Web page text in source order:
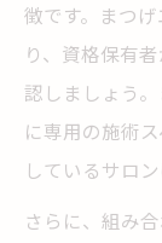
徴です。まつ
り、資格保有
認しましょう
に専用の施術
しているサロ
さらに、組み